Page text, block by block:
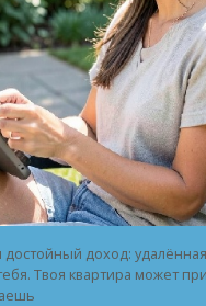
доход: удалённая
Твоя квартира может